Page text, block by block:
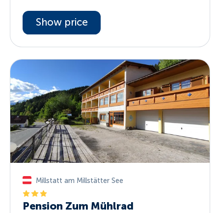
Show price
Millstatt am Millstätter See
Pension Zum Mühlrad